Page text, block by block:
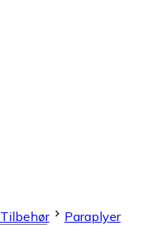
Tilbehør Paraplyer